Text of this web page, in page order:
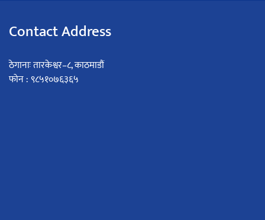
Contact Address
ठेगानाः तारकेश्वर–८, काठमाडौं
फोन : ९८५१०७६३६५